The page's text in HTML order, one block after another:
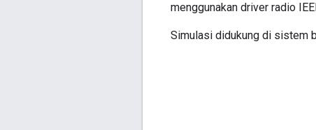
menggunakan driver radio
Simulasi didukung di sistem